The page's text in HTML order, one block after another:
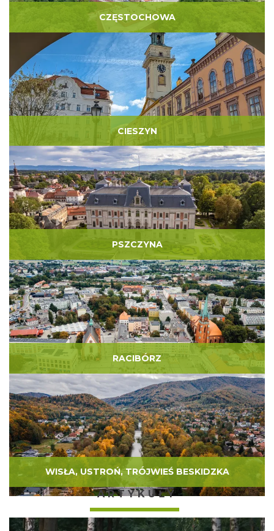
CZĘSTOCHOWA
CIESZYN
PSZCZYNA
RACIBÓRZ
WISŁA, USTROŃ, TRÓJWIEŚ BESKIDZKA
ARTYKUŁY